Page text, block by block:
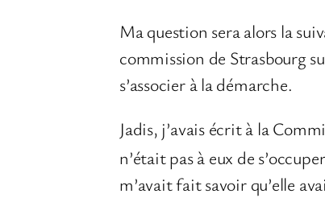
Ma question sera alors la
commission de Strasbourg
s’associer à la démarche.
Jadis, j’avais écrit à la
n’était pas à eux de
m’avait fait savoir qu’elle